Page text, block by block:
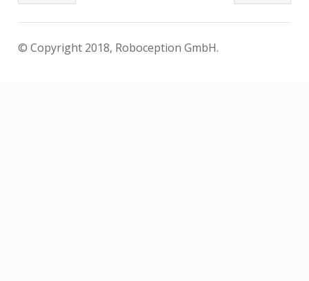
© Copyright 2018, Roboception GmbH.